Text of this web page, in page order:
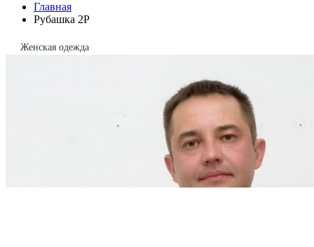
Главная
Рубашка 2Р
Женская одежда